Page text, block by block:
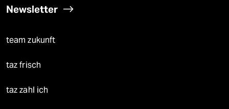
Newsletter
team zukunft
taz frisch
taz zahl ich